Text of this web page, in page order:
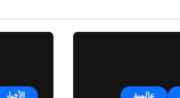
عالمية الأخبار